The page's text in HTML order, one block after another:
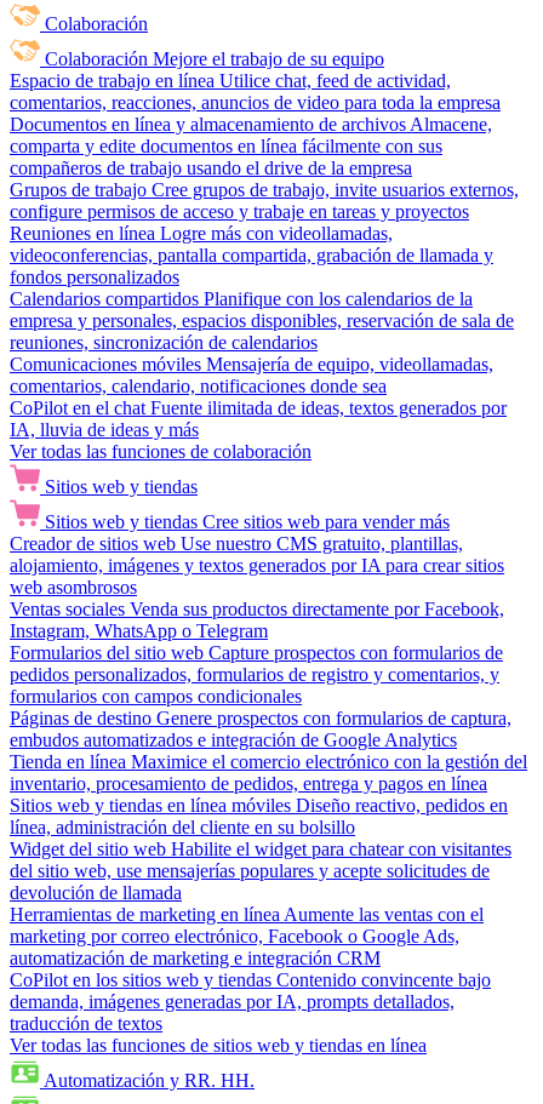
Colaboración
Colaboración Mejore el trabajo de su equipo
Espacio de trabajo en línea Utilice chat, feed de actividad,
comentarios, reacciones, anuncios de video para toda la empresa
Documentos en línea y almacenamiento de archivos Almacene,
comparta y edite documentos en línea fácilmente con sus
compañeros de trabajo usando el drive de la empresa
Grupos de trabajo Cree grupos de trabajo, invite usuarios externos,
configure permisos de acceso y trabaje en tareas y proyectos
Reuniones en línea Logre más con videollamadas,
videoconferencias, pantalla compartida, grabación de llamada y
fondos personalizados
Calendarios compartidos Planifique con los calendarios de la
empresa y personales, espacios disponibles, reservación de sala de
reuniones, sincronización de calendarios
Comunicaciones móviles Mensajería de equipo, videollamadas,
comentarios, calendario, notificaciones donde sea
CoPilot en el chat Fuente ilimitada de ideas, textos generados por
IA, lluvia de ideas y más
Ver todas las funciones de colaboración
Sitios web y tiendas
Sitios web y tiendas Cree sitios web para vender más
Creador de sitios web Use nuestro CMS gratuito, plantillas,
alojamiento, imágenes y textos generados por IA para crear sitios
web asombrosos
Ventas sociales Venda sus productos directamente por Facebook,
Instagram, WhatsApp o Telegram
Formularios del sitio web Capture prospectos con formularios de
pedidos personalizados, formularios de registro y comentarios, y
formularios con campos condicionales
Páginas de destino Genere prospectos con formularios de captura,
embudos automatizados e integración de Google Analytics
Tienda en línea Maximice el comercio electrónico con la gestión del
inventario, procesamiento de pedidos, entrega y pagos en línea
Sitios web y tiendas en línea móviles Diseño reactivo, pedidos en
línea, administración del cliente en su bolsillo
Widget del sitio web Habilite el widget para chatear con visitantes
del sitio web, use mensajerías populares y acepte solicitudes de
devolución de llamada
Herramientas de marketing en línea Aumente las ventas con el
marketing por correo electrónico, Facebook o Google Ads,
automatización de marketing e integración CRM
CoPilot en los sitios web y tiendas Contenido convincente bajo
demanda, imágenes generadas por IA, prompts detallados,
traducción de textos
Ver todas las funciones de sitios web y tiendas en línea
Automatización y RR. HH.